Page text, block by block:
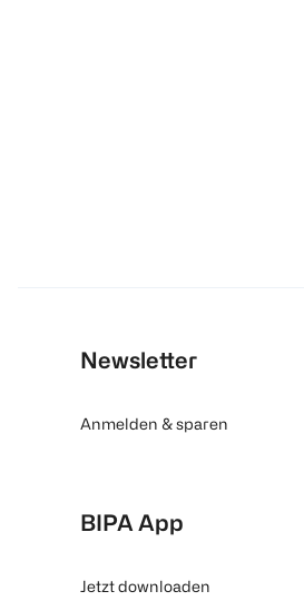
Newsletter
Anmelden & sparen
BIPA App
Jetzt downloaden